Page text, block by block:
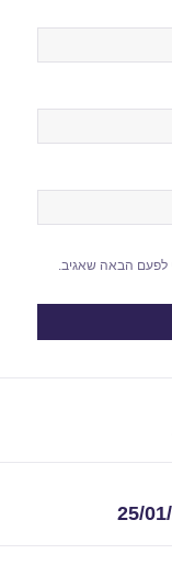
לפעם הבאה שאגיב.